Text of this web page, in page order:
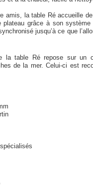
amis, la table Ré accueille
grâce à son
jusqu’à ce que
la table Ré repose sur un
de la mer. Celui-ci est